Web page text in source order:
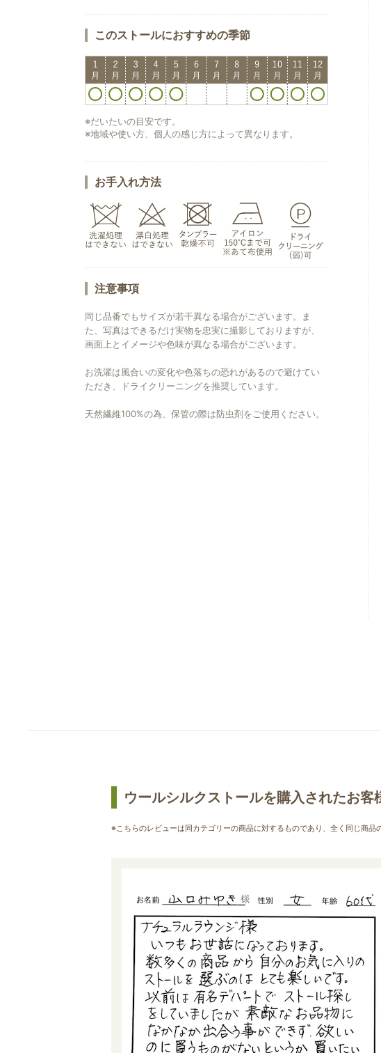
このストールにおすすめの季節
※だいたいの目安です。
※地域や使い方、個人の感じ方によって異なります。
お手入れ方法
注意事項
同じ品番でもサイズが若干異なる場合がございます。ま
た、写真はできるだけ実物を忠実に撮影しておりますが、
画面上とイメージや色味が異なる場合がございます。
お洗濯は風合いの変化や色落ちの恐れがあるので避けてい
ただき、ドライクリーニングを推奨しています。
天然繊維100%の為、保管の際は防虫剤をご使用ください。
ウールシルクストールを購入されたお客
※こちらのレビューは同カテゴリーの商品に対するものであり、全く同じ商品